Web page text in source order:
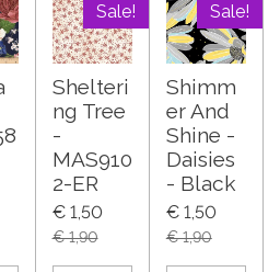
Sale!
Shelteri
ng Tree
-
MAS910
2-ER
€ 1,50
€ 1,90
Sale!
Shimm
er And
Shine -
Daisies
- Black
€ 1,50
€ 1,90